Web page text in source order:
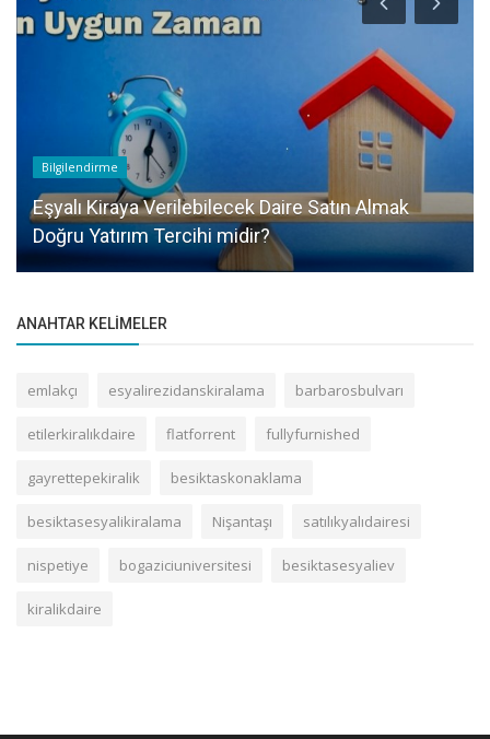
Bilgilendirme
Gayrimenkul kiralanmasının gerçekleşmesi
ANAHTAR KELIMELER
emlakçı esyalirezidanskiralama barbarosbulvarı
etilerkiralıkdaire flatforrent fullyfurnished
gayrettepekiralik besiktaskonaklama
besiktasesyalikiralama Nişantaşı satılıkyalıdairesi
nispetiye bogaziciuniversitesi besiktasesyaliev
kiralikdaire